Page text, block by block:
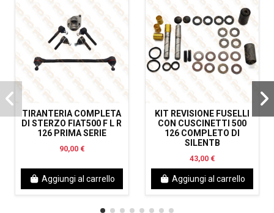
TIRANTERIA COMPLETA
DI STERZO FIAT500 F L R
126 PRIMA SERIE
90,00 €
Aggiungi al carrello
KIT REVISIONE FUSELLI
CON CUSCINETTI 500
126 COMPLETO DI
SILENTB
43,00 €
Aggiungi al carrello